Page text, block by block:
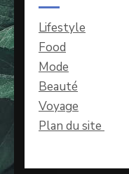
Lifestyle
Food
Mode
Beauté
Voyage
Plan du site